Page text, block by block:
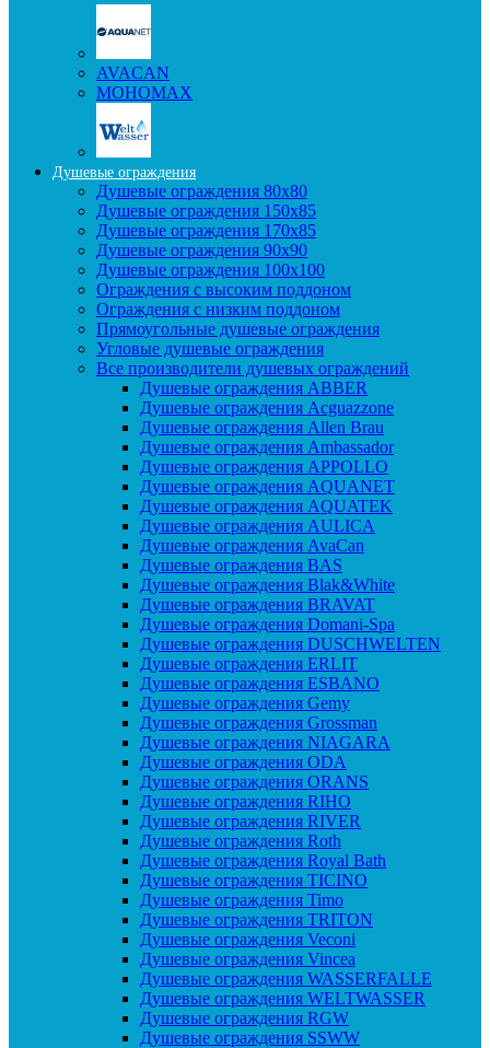
AVACAN
МОНОМАХ
Душевые ограждения
Душевые ограждения 80x80
Душевые ограждения 150x85
Душевые ограждения 170x85
Душевые ограждения 90x90
Душевые ограждения 100x100
Ограждения с высоким поддоном
Ограждения с низким поддоном
Прямоугольные душевые ограждения
Угловые душевые ограждения
Все производители душевых ограждений
Душевые ограждения ABBER
Душевые ограждения Acguazzone
Душевые ограждения Allen Brau
Душевые ограждения Ambassador
Душевые ограждения APPOLLO
Душевые ограждения AQUANET
Душевые ограждения AQUATEK
Душевые ограждения AULICA
Душевые ограждения AvaCan
Душевые ограждения BAS
Душевые ограждения Blak&White
Душевые ограждения BRAVAT
Душевые ограждения Domani-Spa
Душевые ограждения DUSCHWELTEN
Душевые ограждения ERLIT
Душевые ограждения ESBANO
Душевые ограждения Gemy
Душевые ограждения Grossman
Душевые ограждения NIAGARA
Душевые ограждения ODA
Душевые ограждения ORANS
Душевые ограждения RIHO
Душевые ограждения RIVER
Душевые ограждения Roth
Душевые ограждения Royal Bath
Душевые ограждения TICINO
Душевые ограждения Timo
Душевые ограждения TRITON
Душевые ограждения Veconi
Душевые ограждения Vincea
Душевые ограждения WASSERFALLE
Душевые ограждения WELTWASSER
Душевые ограждения RGW
Душевые ограждения SSWW